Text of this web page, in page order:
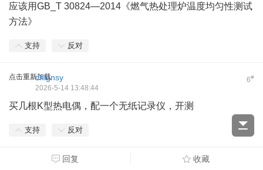
应该用GB_T 30824—2014《燃气热处理炉温度均匀性测试
方法》
支持 反对
点击重新加载 6#
chlgnsy
2026-5-14 13:48:44
买几根K型热电偶，配一个无纸记录仪，开测
支持 反对
回复 收藏